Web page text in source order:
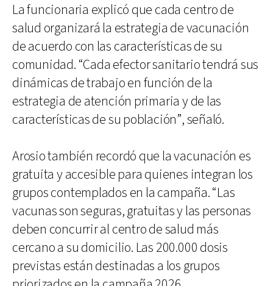
La funcionaria explicó que cada centro de
salud organizará la estrategia de vacunación
de acuerdo con las características de su
comunidad. “Cada efector sanitario tendrá sus
dinámicas de trabajo en función de la
estrategia de atención primaria y de las
características de su población”, señaló.
Arosio también recordó que la vacunación es
gratuita y accesible para quienes integran los
grupos contemplados en la campaña. “Las
vacunas son seguras, gratuitas y las personas
deben concurrir al centro de salud más
cercano a su domicilio. Las 200.000 dosis
previstas están destinadas a los grupos